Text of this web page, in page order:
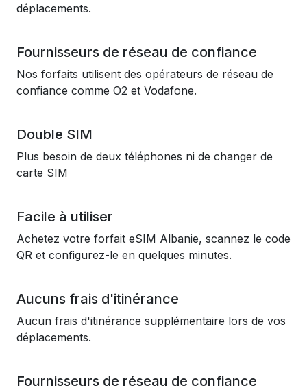
déplacements.
Fournisseurs de réseau de confiance
Nos forfaits utilisent des opérateurs de réseau de
confiance comme O2 et Vodafone.
Double SIM
Plus besoin de deux téléphones ni de changer de
carte SIM
Facile à utiliser
Achetez votre forfait eSIM Albanie, scannez le code
QR et configurez-le en quelques minutes.
Aucuns frais d'itinérance
Aucun frais d'itinérance supplémentaire lors de vos
déplacements.
Fournisseurs de réseau de confiance